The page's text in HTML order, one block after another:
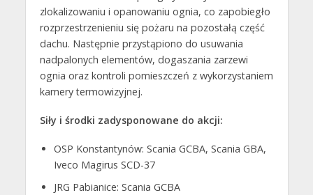
zlokalizowaniu i opanowaniu ognia, co zapobiegło
rozprzestrzenieniu się pożaru na pozostałą część
dachu. Następnie przystąpiono do usuwania
nadpalonych elementów, dogaszania zarzewi
ognia oraz kontroli pomieszczeń z wykorzystaniem
kamery termowizyjnej.
Siły i środki zadysponowane do akcji:
OSP Konstantynów: Scania GCBA, Scania GBA,
Iveco Magirus SCD-37
JRG Pabianice: Scania GCBA